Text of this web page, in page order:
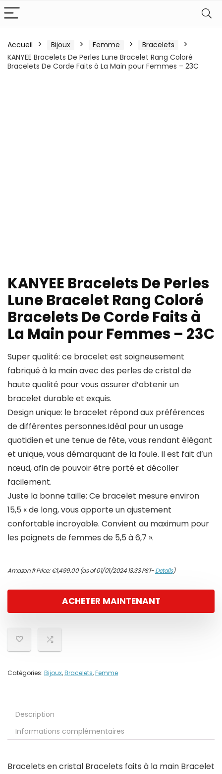
Accueil Bijoux Femme
Bracelets
KANYEE Bracelets De Perles Lune Bracelet Rang Coloré
Bracelets De Corde Faits à La Main pour Femmes – 23C
KANYEE Bracelets De Perles
Lune Bracelet Rang Coloré
Bracelets De Corde Faits à
La Main pour Femmes – 23C
Super qualité: ce bracelet est soigneusement
fabriqué à la main avec des perles de cristal de
haute qualité pour vous assurer d’obtenir un
bracelet durable et exquis.
Design unique: le bracelet répond aux préférences
de différentes personnes.Idéal pour un usage
quotidien et une tenue de fête, vous rendant élégant
et unique, vous démarquant de la foule. Il est fait d’un
nœud, afin de pouvoir être porté et décoller
facilement.
Juste la bonne taille: Ce bracelet mesure environ
15,5 « de long, vous apporte un ajustement
confortable incroyable. Convient au maximum pour
les poignets de femmes de 5,5 à 6,7 ».
Amazon.fr Price:€1,499.00(as of 01/01/2024 13:33 PST-Details)
ACHETER MAINTENANT
Catégories: Bijoux,Bracelets,Femme
Description
Informations complémentaires
Bracelets en cristal Bracelets faits à la main Bracelet